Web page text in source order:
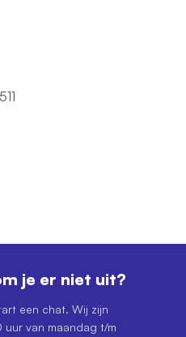
je er niet uit?
een chat. Wij zijn
van maandag t/m